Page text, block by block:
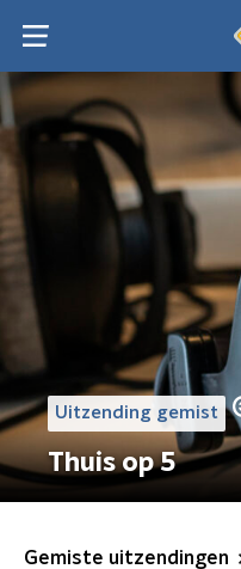
Uitzending gemist
Thuis op 5
Gemiste uitzendingen